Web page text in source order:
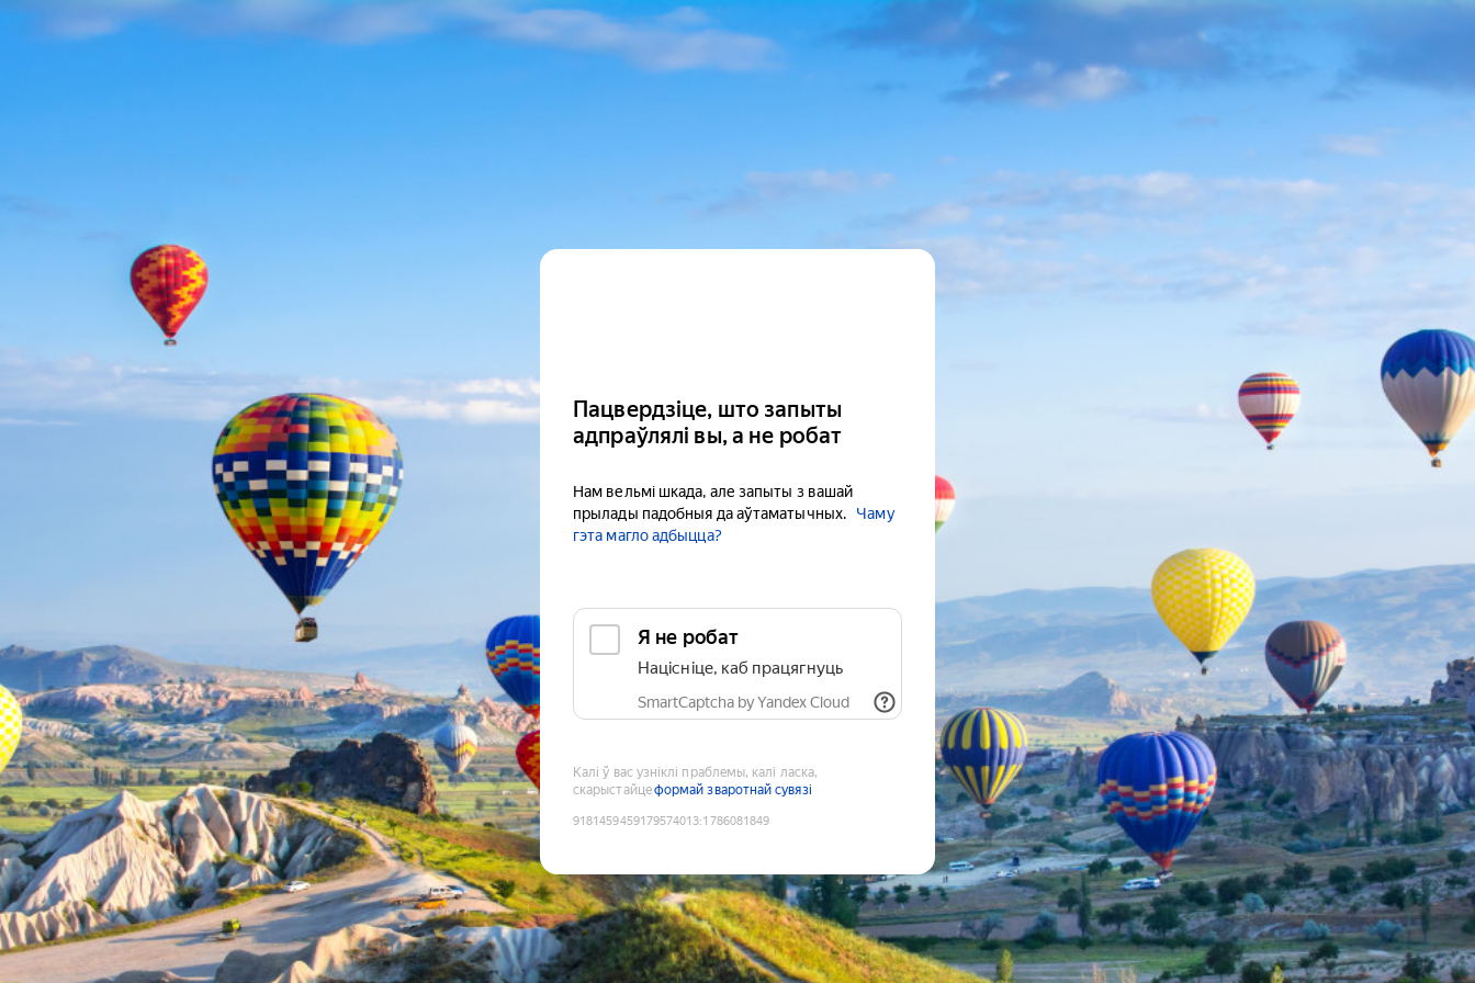
Пацвердзіце, што запыты
адпраўлялі вы, а не робат
Нам вельмі шкада, але запыты з вашай
прылады падобныя да аўтаматычных.
Чаму
гэта магло адбыцца?
Я не робат
Націсніце, каб працягнуць
SmartCaptcha by Yandex Cloud
Калі ў вас узніклі праблемы, калі ласка,
скарыстайцеформай зваротнай сувязі
9181459459179574013:1786081849